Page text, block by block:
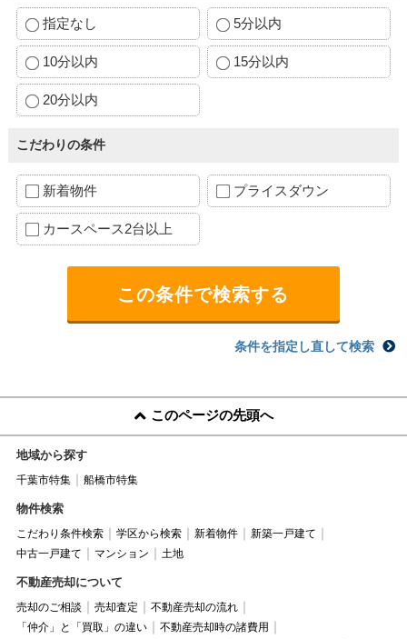
指定なし 5分以内
10分以内 15分以内
20分以内
こだわりの条件
新着物件 プライスダウン
カースペース2台以上
条件を指定し直して検索
このページの先頭へ
地域から探す
千葉市特集 船橋市特集
物件検索
こだわり条件検索 学区から検索 新着物件
新築一戸建て
中古一戸建て
マンション 土地
不動産売却について
売却のご相談 売却査定
不動産売却の流れ
「仲介」と「買取」の違い
不動産売却時の諸費用